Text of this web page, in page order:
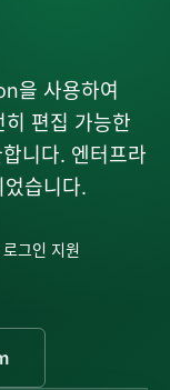
을 사용하여
편집 가능한
니다. 엔터프라
습니다.
그인 지원